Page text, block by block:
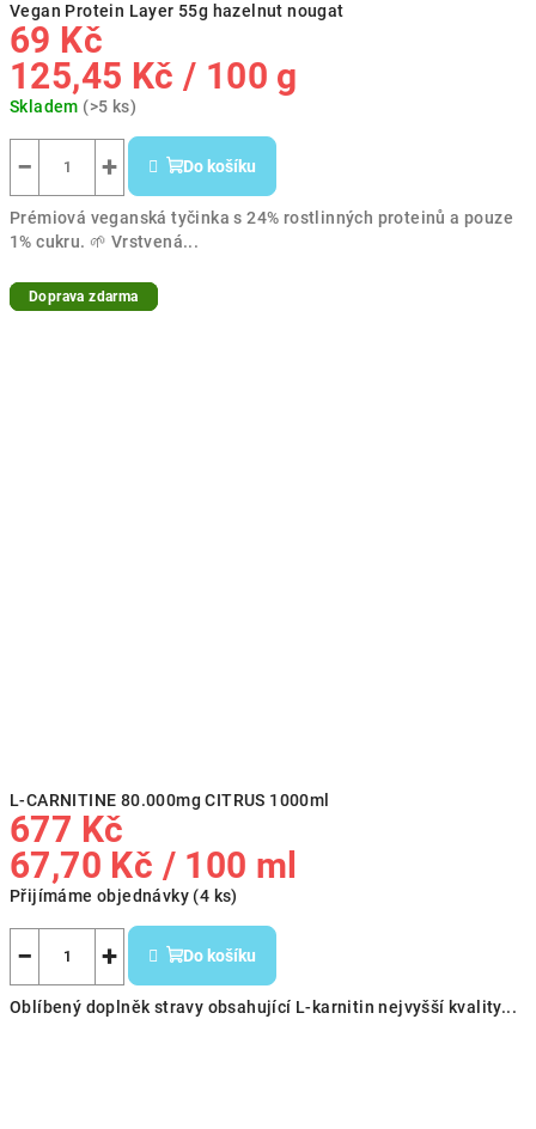
Vegan Protein Layer 55g hazelnut nougat
69 Kč
Měrná
cena:
125,45 Kč / 100 g
Skladem (>5 ks)
+
− Do košíku
Prémiová veganská tyčinka s 24% rostlinných proteinů a pouze
1% cukru. 🌱 Vrstvená...
Doprava zdarma
L-CARNITINE 80.000mg CITRUS 1000ml
677 Kč
Měrná
cena:
67,70 Kč / 100 ml
Přijímáme objednávky (4 ks)
+
− Do košíku
Oblíbený doplněk stravy obsahující L-karnitin nejvyšší kvality...
Doprava zdarma
Doprava zdarma